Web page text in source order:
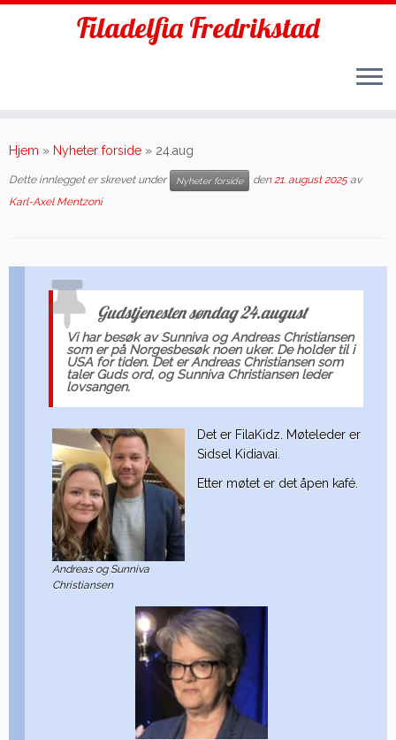
to
Filadelfia Fredrikstad
Hjem » Nyheter forside » 24.aug
Dette innlegget er skrevet under Nyheter forside den21. august 2025 av
Karl-Axel Mentzoni
Gudstjenesten søndag 24.august
Vi har besøk av Sunniva og Andreas Christiansen
som er på Norgesbesøk noen uker. De holder til i
USA for tiden. Det er Andreas Christiansen som
taler Guds ord, og Sunniva Christiansen leder
lovsangen.
Andreas og Sunniva
Christiansen
Det er FilaKidz. Møteleder er
Sidsel Kidiavai.
Etter møtet er det åpen kafé.